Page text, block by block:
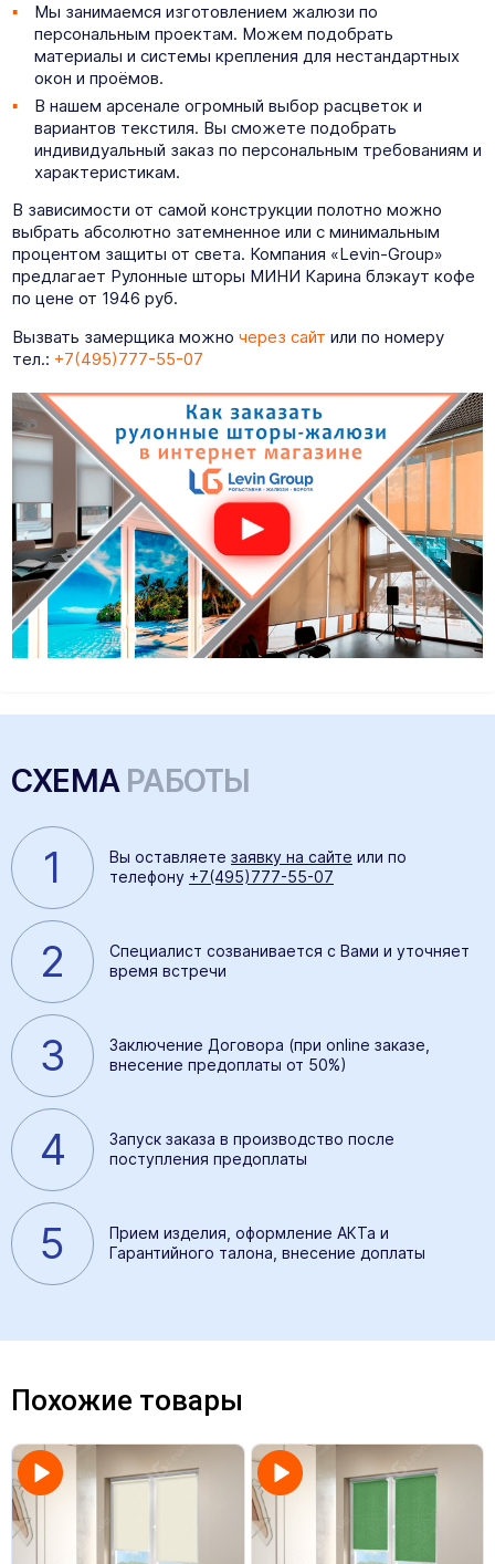
Мы занимаемся изготовлением жалюзи по
персональным проектам. Можем подобрать
материалы и системы крепления для нестандартных
окон и проёмов.
В нашем арсенале огромный выбор расцветок и
вариантов текстиля. Вы сможете подобрать
индивидуальный заказ по персональным требованиям и
характеристикам.
В зависимости от самой конструкции полотно можно
выбрать абсолютно затемненное или с минимальным
процентом защиты от света. Компания «Levin-Group»
предлагает Рулонные шторы МИНИ Карина блэкаут кофе
по цене от 1946 руб.
Вызвать замерщика можно через сайт или по номеру
тел.: +7(495)777-55-07
СХЕМА РАБОТЫ
1 Вы оставляете заявку на сайте или по
телефону +7(495)777-55-07
2
Специалист созванивается с Вами и уточняет
время встречи
3
Заключение Договора (при online заказе,
внесение предоплаты от 50%)
4
Запуск заказа в производство после
поступления предоплаты
5
Прием изделия, оформление АКТа и
Гарантийного талона, внесение доплаты
Похожие товары